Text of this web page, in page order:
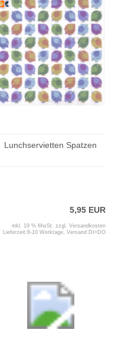
Lunchservietten Spatzen
5,95 EUR
inkl. 19 % MwSt. zzgl. Versandkosten
Lieferzeit:8-10 Werktage, Versand DI+DO